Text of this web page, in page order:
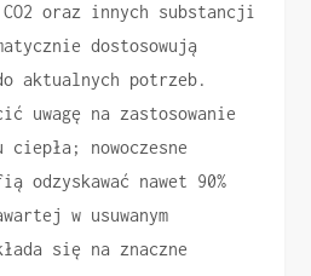
oraz innych substancji
dostosowują
aktualnych potrzeb.
uwagę na zastosowanie
nowoczesne
odzyskawać nawet 90%
w usuwanym
się na znaczne